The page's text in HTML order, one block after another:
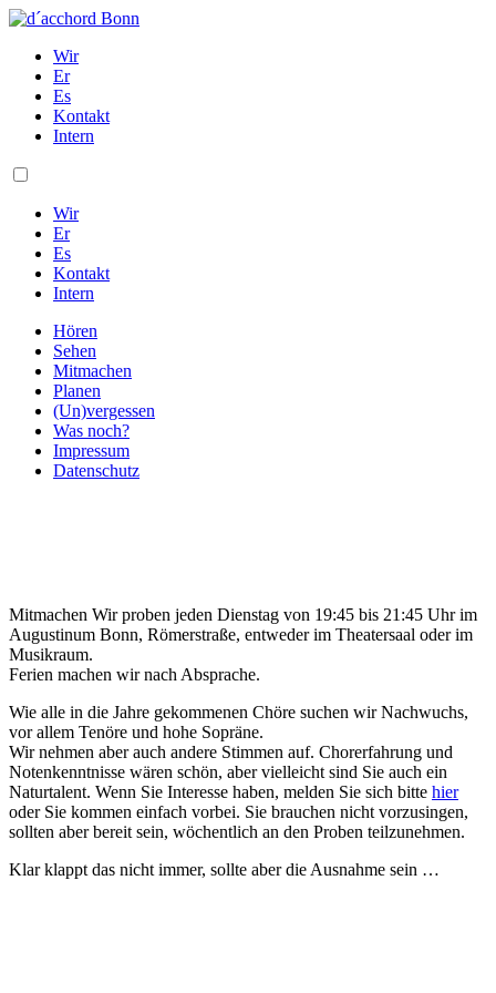
Skip
contentWir
Er
Es
Kontakt
Intern
Wir
Er
Es
Kontakt
Intern
Hören
Sehen
Mitmachen
Planen
(Un)vergessen
Was noch?
Impressum
Datenschutz
Mitmachen Wir proben jeden Dienstag von 19:45 bis 21:45 Uhr im
Augustinum Bonn, Römerstraße, entweder im Theatersaal oder im
Musikraum.
Ferien machen wir nach Absprache.
Wie alle in die Jahre gekommenen Chöre suchen wir Nachwuchs,
vor allem Tenöre und hohe Sopräne.
Wir nehmen aber auch andere Stimmen auf. Chorerfahrung und
Notenkenntnisse wären schön, aber vielleicht sind Sie auch ein
Naturtalent. Wenn Sie Interesse haben, melden Sie sich bitte hier
oder Sie kommen einfach vorbei. Sie brauchen nicht vorzusingen,
sollten aber bereit sein, wöchentlich an den Proben teilzunehmen.
Klar klappt das nicht immer, sollte aber die Ausnahme sein …